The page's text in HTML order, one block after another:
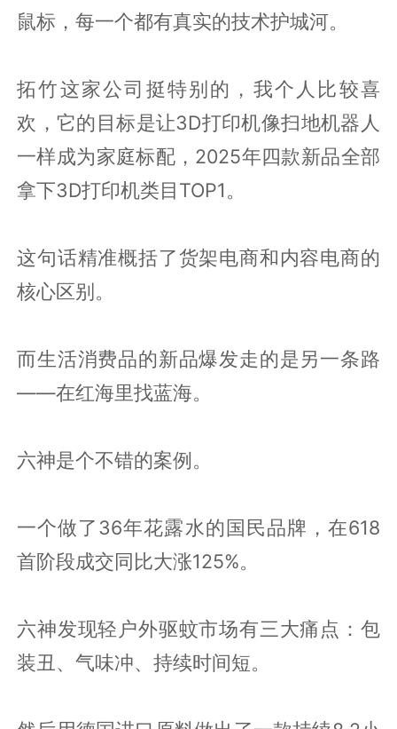
鼠标，每一个都有真实的技术护城河。
拓竹这家公司挺特别的，我个人比较喜
欢，它的目标是让3D打印机像扫地机器人
一样成为家庭标配，2025年四款新品全部
拿下3D打印机类目TOP1。
这句话精准概括了货架电商和内容电商的
核心区别。
而生活消费品的新品爆发走的是另一条路
——在红海里找蓝海。
六神是个不错的案例。
一个做了36年花露水的国民品牌，在618
首阶段成交同比大涨125%。
六神发现轻户外驱蚊市场有三大痛点：包
装丑、气味冲、持续时间短。